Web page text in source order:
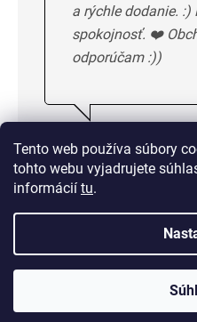
Tento web používa súbory
tohto webu vyjadrujete
informácií tu.
a rýchle dodanie.
spokojnosť. ❤️
odporúčam :))
DALSIE